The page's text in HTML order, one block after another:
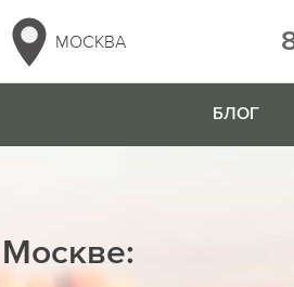
МОСКВА
БЛОГ
Москве: